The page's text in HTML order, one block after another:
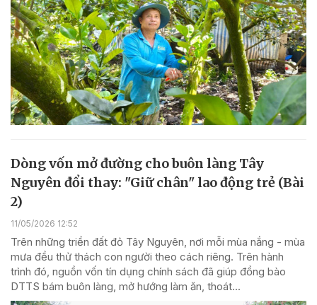
Dòng vốn mở đường cho buôn làng Tây
Nguyên đổi thay: "Giữ chân" lao động trẻ (Bài
2)
11/05/2026 12:52
Trên những triền đất đỏ Tây Nguyên, nơi mỗi mùa nắng - mùa
mưa đều thử thách con người theo cách riêng. Trên hành
trình đó, nguồn vốn tín dụng chính sách đã giúp đồng bào
DTTS bám buôn làng, mở hướng làm ăn, thoát...